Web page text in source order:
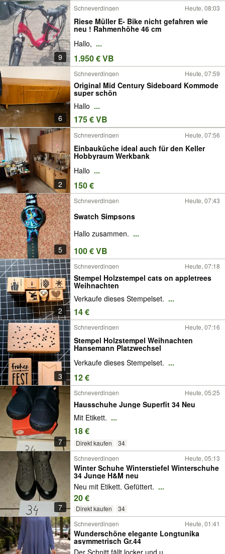
9
Schneverdingen Heute, 08:03
Riese Müller E- Bike nicht gefahren wie
neu ! Rahmenhöhe 46 cm
Hallo, ...
1.950 € VB
6
Schneverdingen Heute, 07:59
Original Mid Century Sideboard Kommode
super schön
Hallo ...
175 € VB
2
Schneverdingen Heute, 07:56
Einbauküche ideal auch für den Keller
Hobbyraum Werkbank
Hallo ...
150 €
5
Schneverdingen Heute, 07:43
Swatch Simpsons
Hallo zusammen. ...
100 € VB
2
Schneverdingen Heute, 07:18
Stempel Holzstempel cats on appletrees
Weihnachten
Verkaufe dieses Stempelset. ...
14 €
3
Schneverdingen Heute, 07:16
Stempel Holzstempel Weihnachten
Hansemann Platzwechsel
Verkaufe dieses Stempelset. ...
12 €
7
Schneverdingen Heute, 05:25
Hausschuhe Junge Superfit 34 Neu
Mit Etikett. ...
18 €
Direkt kaufen 34
7
Schneverdingen Heute, 05:13
Winter Schuhe Winterstiefel Winterschuhe
34 Junge H&M neu
Neu mit Etikett. Gefüttert. ...
20 €
Direkt kaufen
34
Schneverdingen
Heute, 01:41
Wunderschöne elegante Longtunika
asymmetrisch Gr.44